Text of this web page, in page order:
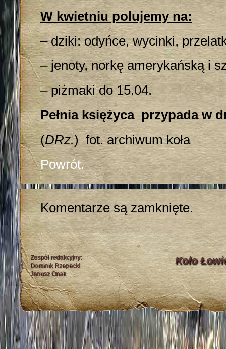
W kwietniu polujemy na:
– dziki: odyńce, wycinki,
– jenoty, norkę amerykańską i
– piżmaki do 15.04.
Pełnia księżyca przypada w
(DRz.) fot. archiwum koła
Powrót.
Komentarze są zamknięte.
Zespół redakcyjny:
Dominik Rzepecki
Janusz Onak
Koło